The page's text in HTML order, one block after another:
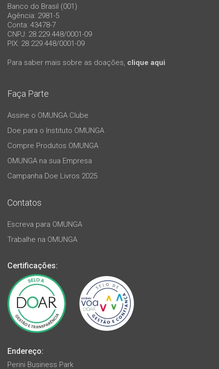
Banco do Brasil (001)
Agência: 2981-5
Conta: 43478-7
CNPJ: 28.229.448/0001-09
PIX: 28.229.448/0001-09
Para saber mais sobre as doações, clique aqui
Faça Parte
Assine o OMUNGA Clube
Doe para o Instituto OMUNGA
Compre Produtos OMUNGA
OMUNGA na sua Empresa
Campanha Doe Livros 2025
Contatos
Escreva para OMUNGA
Trabalhe na OMUNGA
Certificações:
Endereço:
Perini Business Park